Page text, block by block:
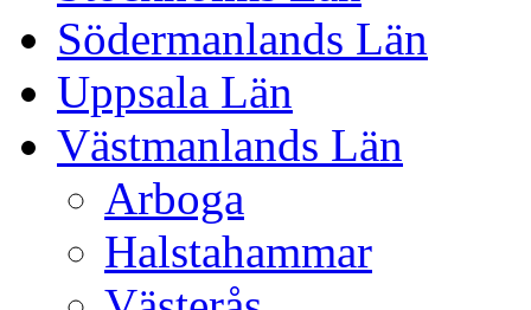
Södermanlands Län
Uppsala Län
Västmanlands Län
Arboga
Halstahammar